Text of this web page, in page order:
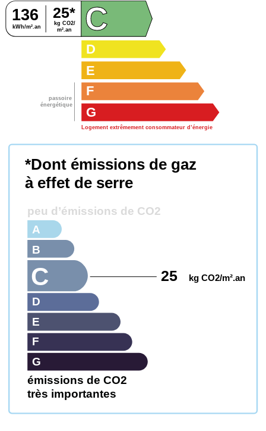
kg CO2/
m².an
kWh/m².an
136 25*
passoire
énergétique
G
Logement extrêmement consommateur d’énergie
F
E
D
C
émissions de CO2
très importantes
*Dont émissions de gaz
à effet de serre
peu d’émissions de CO2
G
F
E
D
C 25 kg CO2/m².an
B
A